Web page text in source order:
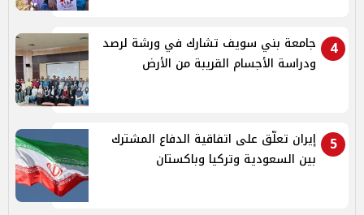
4
جامعة بني سويف تشارك في ورشة لرصد
ودراسة الأجسام القريبة من الأرض
5
إيران تعلّق على اتفاقية الدفاع المشترك
بين السعودية وتركيا وباكستان